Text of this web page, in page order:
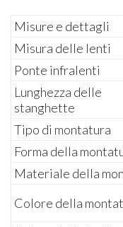
Misure e dettagli
Misura delle lenti
Ponte infralenti
Lunghezza delle
stanghette
Tipo di montatura
Forma della
Materiale della
Colore della